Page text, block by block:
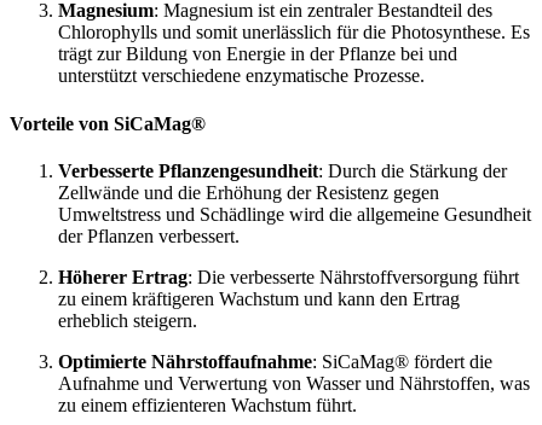
Magnesium: Magnesium ist ein zentraler Bestandteil des
Chlorophylls und somit unerlässlich für die Photosynthese. Es
trägt zur Bildung von Energie in der Pflanze bei und
unterstützt verschiedene enzymatische Prozesse.
Vorteile von SiCaMag®
Verbesserte Pflanzengesundheit: Durch die Stärkung der
Zellwände und die Erhöhung der Resistenz gegen
Umweltstress und Schädlinge wird die allgemeine Gesundheit
der Pflanzen verbessert.
Höherer Ertrag: Die verbesserte Nährstoffversorgung führt
zu einem kräftigeren Wachstum und kann den Ertrag
erheblich steigern.
Optimierte Nährstoffaufnahme: SiCaMag® fördert die
Aufnahme und Verwertung von Wasser und Nährstoffen, was
zu einem effizienteren Wachstum führt.